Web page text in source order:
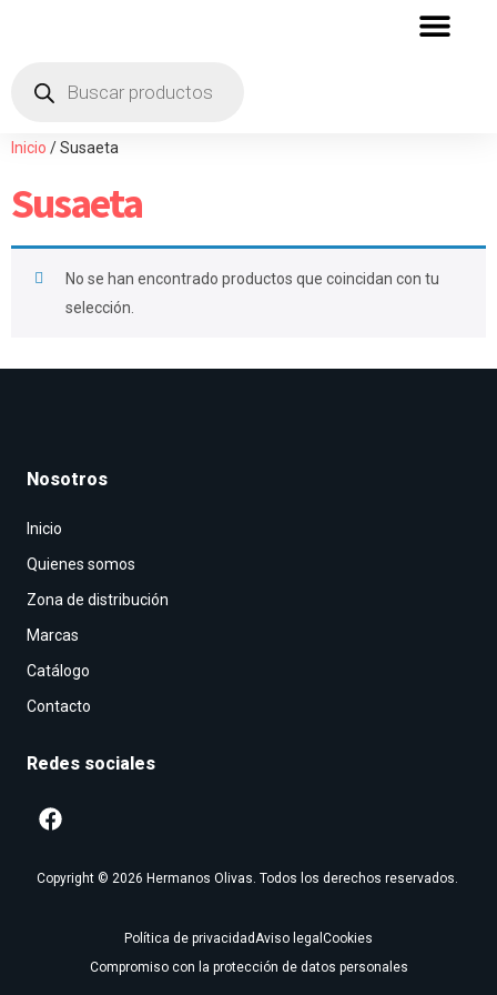
Inicio / Susaeta
Susaeta
No se han encontrado productos que coincidan con tu
selección.
Nosotros
Inicio
Quienes somos
Zona de distribución
Marcas
Catálogo
Contacto
Redes sociales
Copyright © 2026 Hermanos Olivas. Todos los derechos reservados.
Política de privacidadAviso legal Cookies
Compromiso con la protección de datos personales